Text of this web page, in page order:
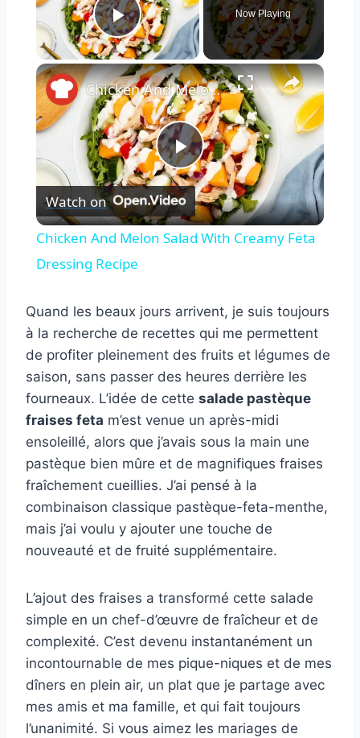
Play Video
Now Playing
×
Play
Video
Chicken And Melon Salad With Creamy Feta Dressing Recipe
Watch on
Chicken And Melon Salad With Creamy Feta
Dressing Recipe
Quand les beaux jours arrivent, je suis toujours
à la recherche de recettes qui me permettent
de profiter pleinement des fruits et légumes de
saison, sans passer des heures derrière les
fourneaux. L’idée de cette salade pastèque
fraises feta m’est venue un après-midi
ensoleillé, alors que j’avais sous la main une
pastèque bien mûre et de magnifiques fraises
fraîchement cueillies. J’ai pensé à la
combinaison classique pastèque-feta-menthe,
mais j’ai voulu y ajouter une touche de
nouveauté et de fruité supplémentaire.
L’ajout des fraises a transformé cette salade
simple en un chef-d’œuvre de fraîcheur et de
complexité. C’est devenu instantanément un
incontournable de mes pique-niques et de mes
dîners en plein air, un plat que je partage avec
mes amis et ma famille, et qui fait toujours
l’unanimité. Si vous aimez les mariages de